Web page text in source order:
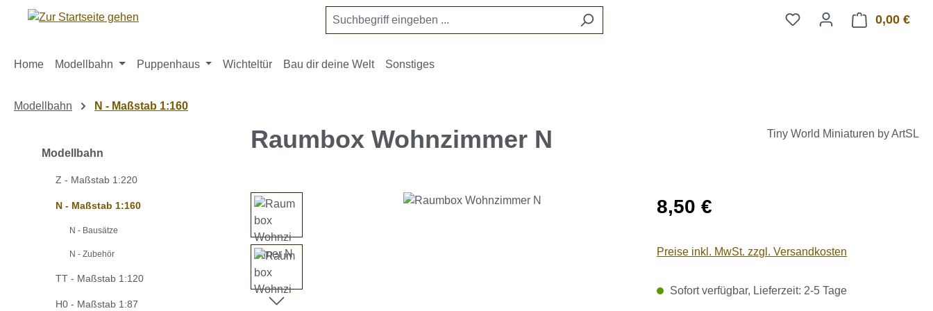
Hauptinhalt springen
Zur Suche springen
Zur Hauptnavigation springen 0,00 €
Home Modellbahn Puppenhaus Wichteltür Bau dir deine Welt Sonstiges
Modellbahn N - Maßstab 1:160
Modellbahn
Z - Maßstab 1:220
N - Maßstab 1:160
N - Bausätze
N - Zubehör
TT - Maßstab 1:120
H0 - Maßstab 1:87
Raumbox Wohnzimmer N Tiny World Miniaturen by ArtSL
Bildergalerie überspringen Regulärer Preis:
8,50 €
Preise inkl. MwSt. zzgl. Versandkosten
Sofort verfügbar, Lieferzeit: 2-5 Tage